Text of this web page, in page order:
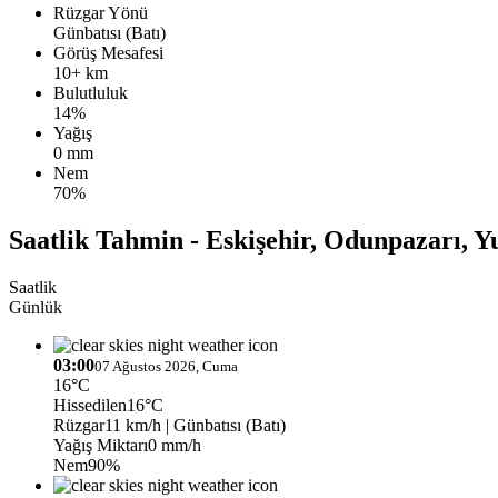
Rüzgar Yönü
Günbatısı (Batı)
Görüş Mesafesi
10+ km
Bulutluluk
14%
Yağış
0 mm
Nem
70%
Saatlik Tahmin - Eskişehir, Odunpazarı,
Saatlik
Günlük
03:0007 Ağustos 2026, Cuma
16°C
Hissedilen16°C
Rüzgar11 km/h | Günbatısı (Batı)
Yağış Miktarı0 mm/h
Nem90%